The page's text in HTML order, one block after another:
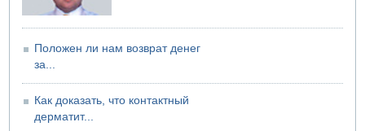
Положен ли нам возврат денег
за...
Как доказать, что контактный
дерматит...